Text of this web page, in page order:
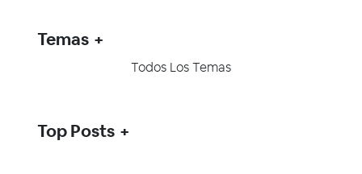
Temas
Todos Los Temas
Top Posts